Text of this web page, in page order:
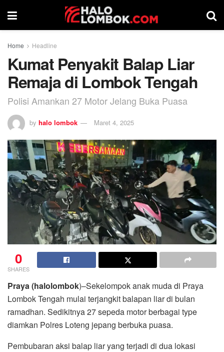
Home Headline
Kumat Penyakit Balap Liar
Remaja di Lombok Tengah
Polisi Amankan 27 Motor Jelang Buka Puasa
by halo lombok Maret 4, 2025
0
SHARES
Praya (halolombok)–Sekelompok anak muda di Praya
Lombok Tengah mulai terjangkit balapan liar di bulan
ramadhan. Sedikitnya 27 sepeda motor berbagai type
diamkan Polres Loteng jepang berbuka puasa.
Pembubaran aksi balap liar yang terjadi di dua lokasi